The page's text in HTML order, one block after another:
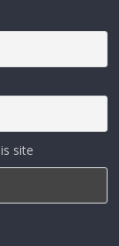
site